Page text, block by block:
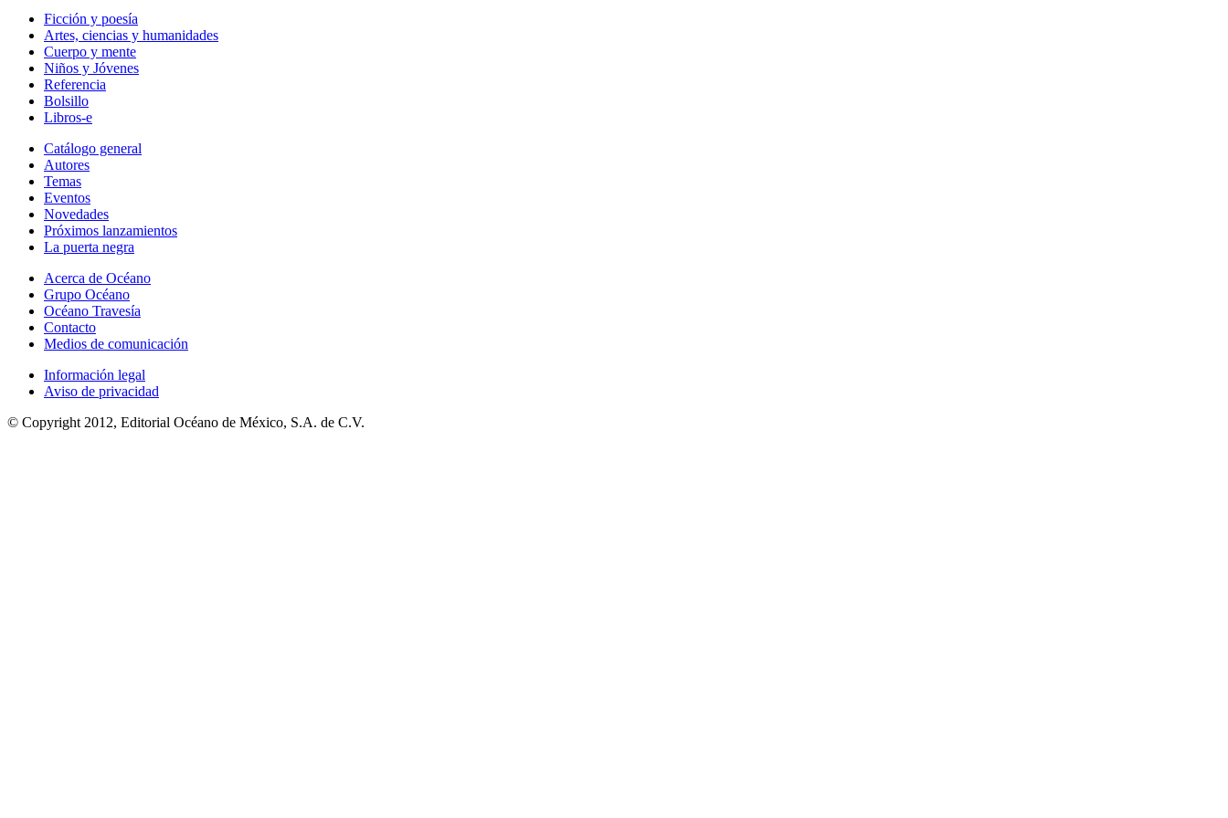
Ficción y poesía
Artes, ciencias y humanidades
Cuerpo y mente
Niños y Jóvenes
Referencia
Bolsillo
Libros-e
Catálogo general
Autores
Temas
Eventos
Novedades
Próximos lanzamientos
La puerta negra
Acerca de Océano
Grupo Océano
Océano Travesía
Contacto
Medios de comunicación
Información legal
Aviso de privacidad
© Copyright 2012, Editorial Océano de México, S.A. de C.V.